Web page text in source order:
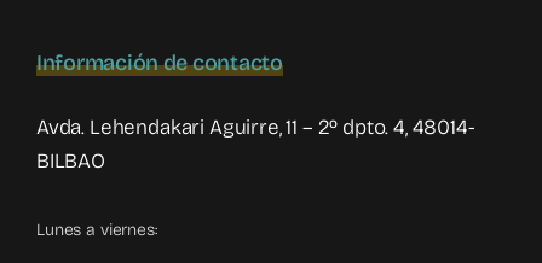
Información de contacto
Avda. Lehendakari Aguirre, 11 – 2º dpto. 4, 48014-
BILBAO
Lunes a viernes: